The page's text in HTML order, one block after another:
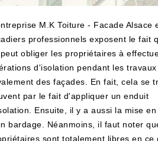
M.K Toiture - Facade Alsace
professionnels exposent le fait
obliger les propriétaires à
d'isolation pendant les
des façades. En fait, cela se
par le fait d'appliquer un enduit
Ensuite, il y a aussi la mise
bardage. Néanmoins, il faut noter
sont totalement libres en ce